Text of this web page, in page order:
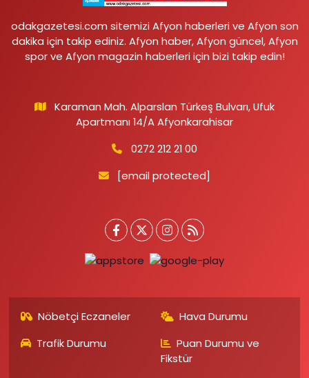
odakgazetesi.com sitemizi Afyon haberleri ve Afyon son
dakika için takip ediniz. Afyon haber, Afyon güncel, Afyon
spor ve Afyon magazin haberleri için bizi takip edin!
Karaman Mah. Alparslan Türkeş Bulvarı, Ufuk
Apartmanı 14/A Afyonkarahisar
0272 212 21 00
[email protected]
Nöbetçi Eczaneler
Hava Durumu
Trafik Durumu
Puan Durumu ve
Fikstür